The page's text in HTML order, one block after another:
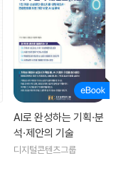
AI로 완성하는 기획·분
석·제안의 기술
디지털콘텐츠그룹